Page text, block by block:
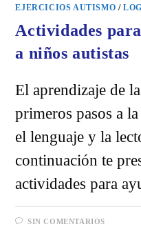
EJERCICIOS AUTISMO /
Actividades
a niños autistas
El aprendizaje de
primeros pasos a
el lenguaje y la
continuación te
actividades para
SIN COMENTARIOS